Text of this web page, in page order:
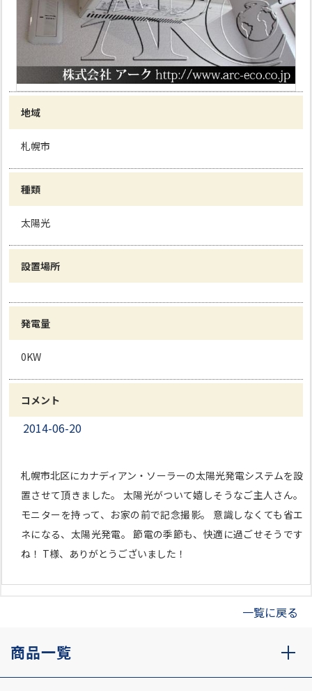
地域
札幌市
種類
太陽光
設置場所
発電量
0KW
コメント
2014-06-20
札幌市北区にカナディアン・ソーラーの太陽光発電システムを設
置させて頂きました。 太陽光がついて嬉しそうなご主人さん。
モニターを持って、お家の前で記念撮影。 意識しなくても省エ
ネになる、太陽光発電。 節電の季節も、快適に過ごせそうです
ね！ T様、ありがとうございました！
一覧に戻る
商品一覧